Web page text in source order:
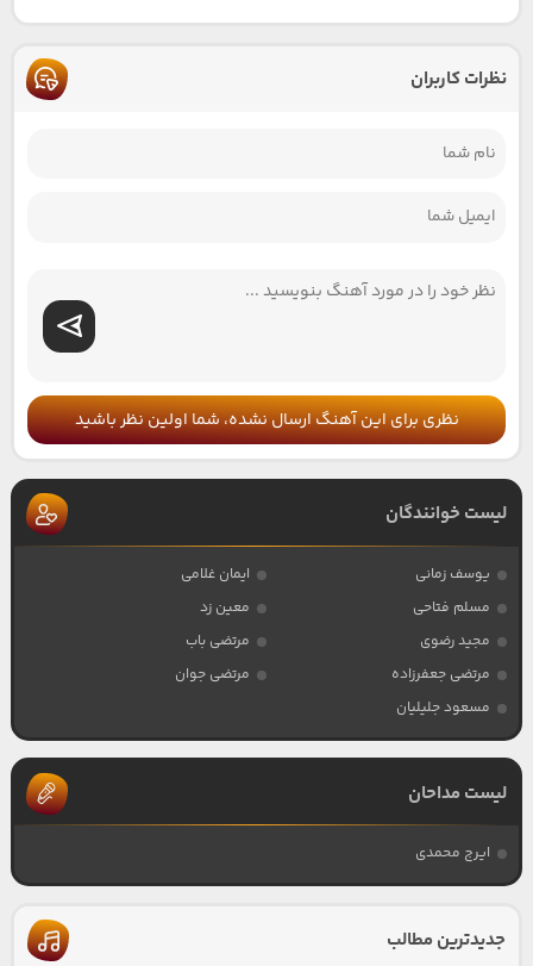
نظرات کاربران
نظری برای این آهنگ ارسال نشده، شما اولین نظر باشید
لیست خوانندگان
یوسف زمانی
ایمان غلامی
مسلم فتاحی
معین زد
مجید رضوی
مرتضی باب
مرتضی جعفرزاده
مرتضی جوان
مسعود جلیلیان
لیست مداحان
ایرج محمدی
جدیدترین مطالب